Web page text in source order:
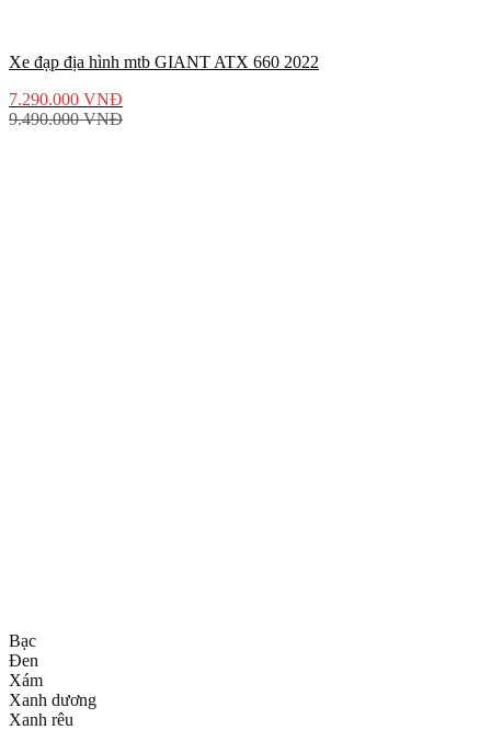
Xe đạp địa hình mtb GIANT ATX 660 2022
7.290.000 VNĐ
9.490.000VNĐ
Bạc
Đen
Xám
Xanh dương
Xanh rêu